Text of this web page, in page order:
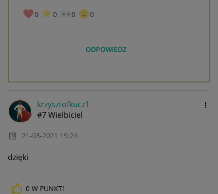
0 0 0 0
ODPOWIEDZ
krzysztofkucz1
#7 Wielbiciel
‎21-03-2021 19:24
dzięki
0 W PUNKT!